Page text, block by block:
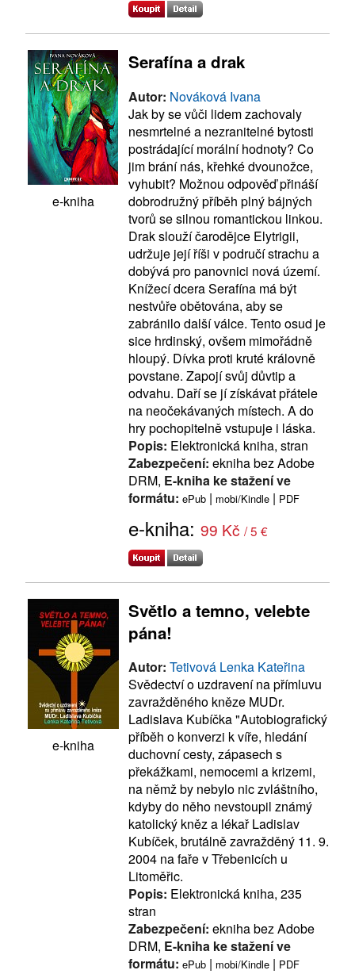
e-kniha
Serafína a drak
Autor: Nováková Ivana
Jak by se vůči lidem zachovaly
nesmrtelné a nezranitelné bytosti
postrádající morální hodnoty? Co
jim brání nás, křehké dvounožce,
vyhubit? Možnou odpověď přináší
dobrodružný příběh plný bájných
tvorů se silnou romantickou linkou.
Drak slouží čarodějce Elytrigii,
udržuje její říši v područí strachu a
dobývá pro panovnici nová území.
Knížecí dcera Serafína má být
nestvůře obětována, aby se
zabránilo další válce. Tento osud je
sice hrdinský, ovšem mimořádně
hloupý. Dívka proti kruté královně
povstane. Zapojí svůj důvtip a
odvahu. Daří se jí získávat přátele
na neočekávaných místech. A do
hry pochopitelně vstupuje i láska.
Popis: Elektronická kniha, stran
Zabezpečení: ekniha bez Adobe
DRM, E-kniha ke stažení ve
formátu: ePub | mobi/Kindle | PDF
e-kniha: 99 Kč / 5 €
e-kniha
Světlo a temno, velebte
pána!
Autor: Tetivová Lenka Kateřina
Svědectví o uzdravení na přímluvu
zavražděného kněze MUDr.
Ladislava Kubíčka "Autobiografický
příběh o konverzi k víře, hledání
duchovní cesty, zápasech s
překážkami, nemocemi a krizemi,
na němž by nebylo nic zvláštního,
kdyby do něho nevstoupil známý
katolický kněz a lékař Ladislav
Kubíček, brutálně zavražděný 11. 9.
2004 na faře v Třebenicích u
Litoměřic.
Popis: Elektronická kniha, 235
stran
Zabezpečení: ekniha bez Adobe
DRM, E-kniha ke stažení ve
formátu: ePub | mobi/Kindle | PDF